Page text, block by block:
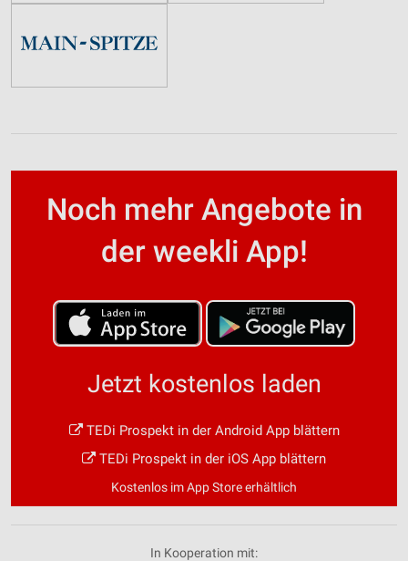
Noch mehr Angebote in
der weekli App!
Jetzt kostenlos laden
TEDi Prospekt in der Android App blättern
TEDi Prospekt in der iOS App blättern
Kostenlos im App Store erhältlich
In Kooperation mit: